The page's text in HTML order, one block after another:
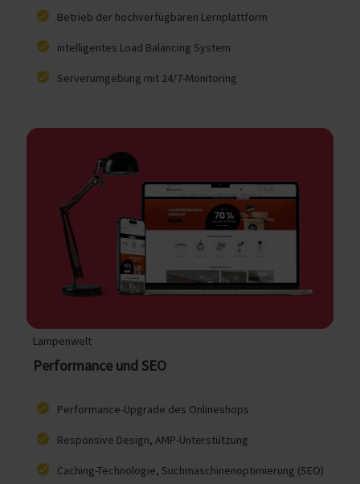
Betrieb der hochverfügbaren Lernplattform
intelligentes Load Balancing System
Serverumgebung mit 24/7-Monitoring
Lampenwelt
Performance und SEO
Performance-Upgrade des Onlineshops
Responsive Design, AMP-Unterstützung
Caching-Technologie, Suchmaschinenoptimierung (SEO)